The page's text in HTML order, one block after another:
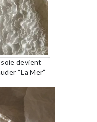
devient
“La Mer”